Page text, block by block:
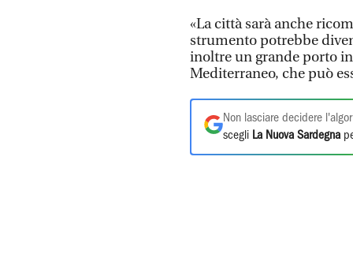
«La città sarà anche
strumento potrebbe
inoltre un grande porto
Mediterraneo, che può
Non lasciare decidere
scegli La Nuova Sardegna